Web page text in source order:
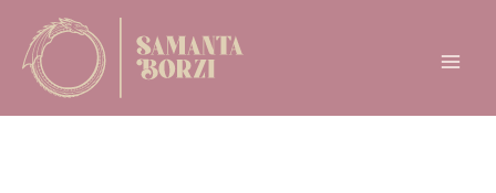
contenu
Menu